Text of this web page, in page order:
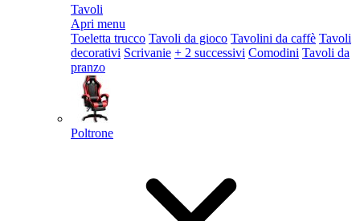
Tavoli
Apri menu
Toeletta trucco Tavoli da gioco Tavolini da caffè Tavoli
decorativi Scrivanie + 2 successivi Comodini Tavoli da
pranzo
Poltrone